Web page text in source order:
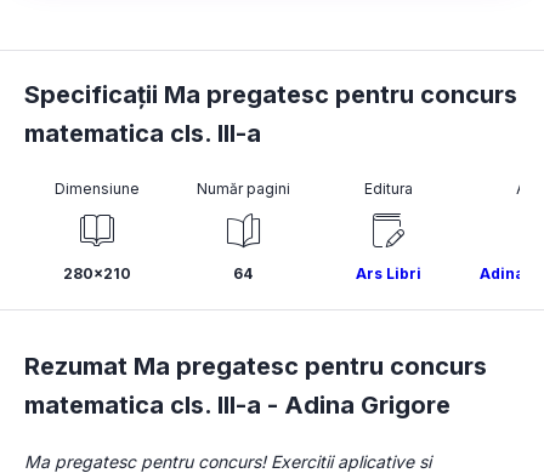
Specificații Ma pregatesc pentru concurs
matematica cls. III-a
Dimensiune
280x210
Număr pagini
64
Editura
Ars Libri Adina
Rezumat Ma pregatesc pentru concurs
matematica cls. III-a - Adina Grigore
Ma pregatesc pentru concurs! Exercitii aplicative si